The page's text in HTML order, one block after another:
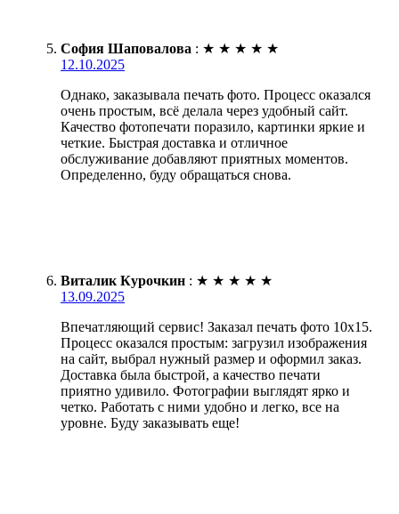
София Шаповалова : ★ ★ ★ ★ ★
12.10.2025
Однако, заказывала печать фото. Процесс оказался
очень простым, всё делала через удобный сайт.
Качество фотопечати поразило, картинки яркие и
четкие. Быстрая доставка и отличное
обслуживание добавляют приятных моментов.
Определенно, буду обращаться снова.
Виталик Курочкин : ★ ★ ★ ★ ★
13.09.2025
Впечатляющий сервис! Заказал печать фото 10х15.
Процесс оказался простым: загрузил изображения
на сайт, выбрал нужный размер и оформил заказ.
Доставка была быстрой, а качество печати
приятно удивило. Фотографии выглядят ярко и
четко. Работать с ними удобно и легко, все на
уровне. Буду заказывать еще!